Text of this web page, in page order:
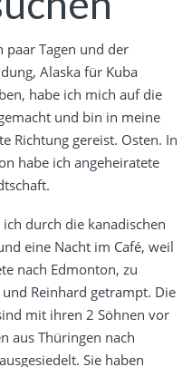
paar Tagen und der
Alaska für Kuba
habe ich mich auf die
und bin in meine
Richtung gereist. Osten. In
habe ich angeheiratete
durch die kanadischen
eine Nacht im Café, weil
nach Edmonton, zu
Reinhard getrampt. Die
mit ihren 2 Söhnen vor
aus Thüringen nach
Sie haben